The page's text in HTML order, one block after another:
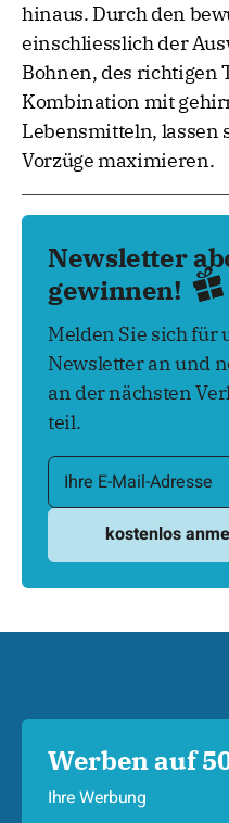
hinaus. Durch den
einschliesslich der
Bohnen, des richtigen
Kombination mit
Lebensmitteln, lassen
Vorzüge maximieren.
Newsletter
gewinnen!
Melden Sie sich für
Newsletter an und
an der nächsten
teil.
Werben auf
Ihre Werbung